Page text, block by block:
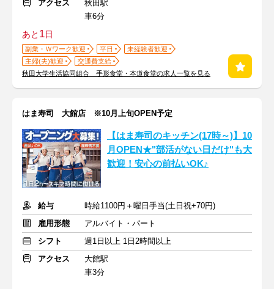
アクセス
秋田駅
車6分
あと 1日
副業・Ｗワーク歓迎 平日
未経験者歓迎
主婦(夫)歓迎
交通費支給
秋田大学生活協同組合 手形食堂・本道食堂の求人一覧を見る
はま寿司 大館店 ※10月上旬OPEN予定
【はま寿司のキッチン(17時～)】10
月OPEN★"部活がない日だけ"も大
歓迎！安心の前払いOK♪
給与
時給1100円＋曜日手当(土日祝+70円)
雇用形態
アルバイト・パート
シフト
週1日以上 1日2時間以上
アクセス
大館駅
車3分